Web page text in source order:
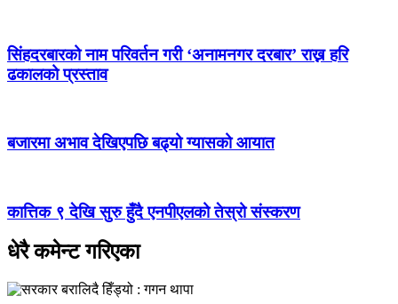
सिंहदरबारको नाम परिवर्तन गरी ‘अनामनगर दरबार’ राख्न हरि
ढकालको प्रस्ताव
बजारमा अभाव देखिएपछि बढ्यो ग्यासको आयात
कात्तिक ९ देखि सुरु हुँदै एनपीएलको तेस्रो संस्करण
धेरै कमेन्ट गरिएका